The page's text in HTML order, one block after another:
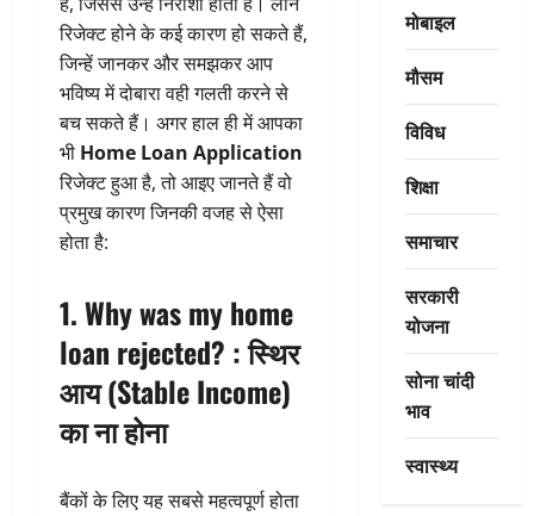
रिजेक्ट होने के कई कारण हो सकते हैं,
जिन्हें जानकर और समझकर आप
भविष्य में दोबारा वही गलती करने से
बच सकते हैं। अगर हाल ही में आपका
भी Home Loan Application
रिजेक्ट हुआ है, तो आइए जानते हैं वो
प्रमुख कारण जिनकी वजह से ऐसा
होता है:
1. Why was my home
loan rejected? : स्थिर
आय (Stable Income)
का ना होना
बैंकों के लिए यह सबसे महत्वपूर्ण होता
मोबाइल
मौसम
विविध
शिक्षा
समाचार
सरकारी
योजना
सोना चांदी
भाव
स्वास्थ्य